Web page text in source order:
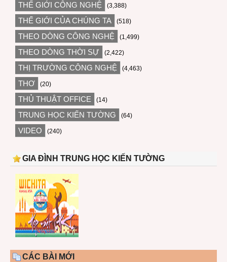
THẾ GIỚI CÔNG NGHỆ (3,388)
THẾ GIỚI CỦA CHÚNG TA (518)
THEO DÒNG CÔNG NGHỆ (1,499)
THEO DÒNG THỜI SỰ (2,422)
THỊ TRƯỜNG CÔNG NGHỆ (4,463)
THƠ (20)
THỦ THUẬT OFFICE (14)
TRUNG HỌC KIẾN TƯỜNG (64)
VIDEO (240)
GIA ĐÌNH TRUNG HỌC KIẾN TƯỜNG
CÁC BÀI MỚI